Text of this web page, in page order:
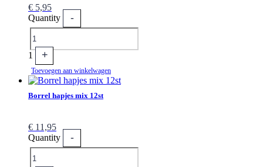
€ 5,95
Quantity
-
1 +
Toevoegen aan winkelwagen
Borrel hapjes mix 12st
€ 11,95
Quantity
-